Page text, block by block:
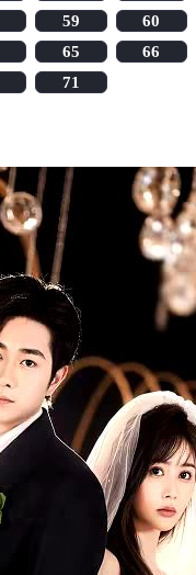
59
60
65
66
71